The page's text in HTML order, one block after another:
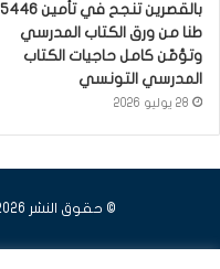
بالقصرين تنجح في تأمين 5446
طنا من ورق الكتاب المدرسي
وتؤمّن كامل حاجيات الكتاب
المدرسي التونسي
28 يوليو 2026
© حقوق النشر 2026، جميع الحقوق محفوظة